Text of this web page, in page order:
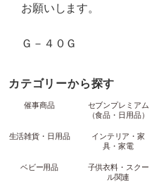
お願いします。
Ｇ－４０Ｇ
カテゴリーから探す
催事商品
セブンプレミアム
（食品・日用品）
生活雑貨・日用品
インテリア・家
具・家電
ベビー用品
子供衣料・スクー
ル関連